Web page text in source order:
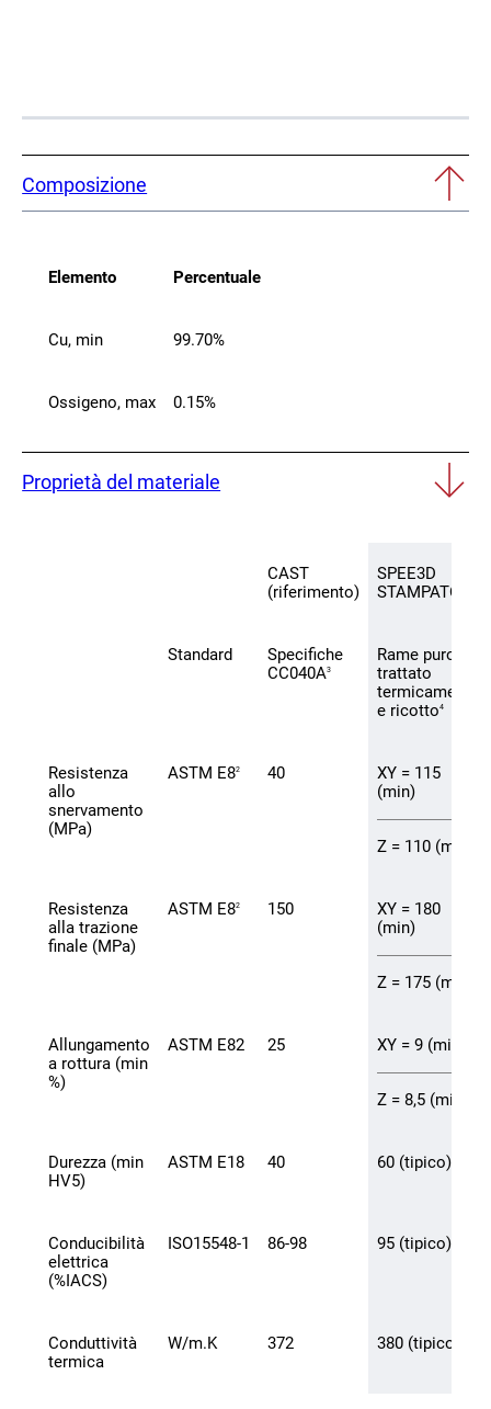
Composizione
Elemento Percentuale
Cu, min 99.70%
Ossigeno, max 0.15%
Proprietà del materiale
CAST
(riferimento)
SPEE3D
STAMPATO
Standard
Specifiche
CC040A3
Rame puro
trattato
termicamente
e ricotto4
Resistenza
allo
snervamento
(MPa)
ASTM E82 40
XY = 115
(min)
Z = 110 (min)
Resistenza
alla trazione
finale (MPa)
ASTM E82 150
XY = 180
(min)
Z = 175 (min)
Allungamento
a rottura (min
%)
ASTM E82 25 XY = 9 (min)
Z = 8,5 (min)
Durezza (min
HV5)
ASTM E18 40 60 (tipico)
Conducibilità
elettrica
(%IACS)
ISO15548-1 86-98 95 (tipico)
Conduttività
termica
W/m.K 372 380 (tipico)